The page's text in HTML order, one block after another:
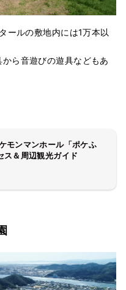
ールの敷地内には1万本以
ら音遊びの遊具などもあ
モンマンホール「ポケふ
ス＆周辺観光ガイド